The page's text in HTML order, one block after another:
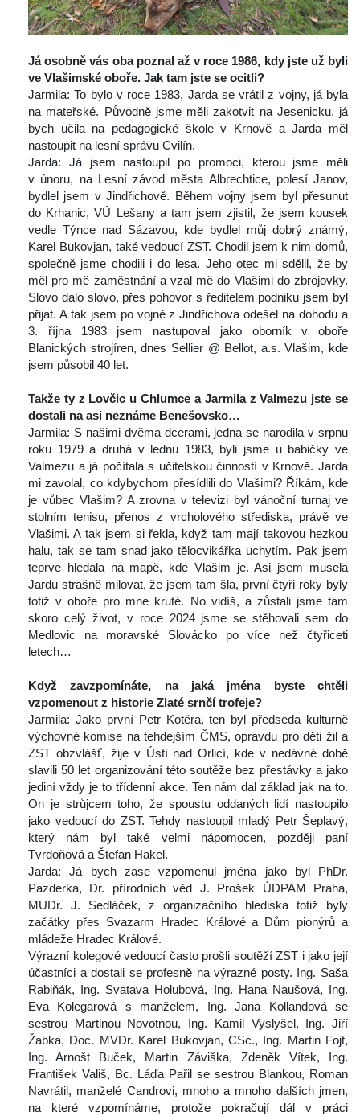
Já osobně vás oba poznal až v roce 1986, kdy jste už byli
ve Vlašimské oboře. Jak tam jste se ocitli?
Jarmila: To bylo v roce 1983, Jarda se vrátil z vojny, já byla
na mateřské. Původně jsme měli zakotvit na Jesenicku, já
bych učila na pedagogické škole v Krnově a Jarda měl
nastoupit na lesní správu Cvilín.
Jarda: Já jsem nastoupil po promoci, kterou jsme měli
v únoru, na Lesní závod města Albrechtice, polesí Janov,
bydlel jsem v Jindřichově. Během vojny jsem byl přesunut
do Krhanic, VÚ Lešany a tam jsem zjistil, že jsem kousek
vedle Týnce nad Sázavou, kde bydlel můj dobrý známý,
Karel Bukovjan, také vedoucí ZST. Chodil jsem k nim domů,
polečně jsme chodili i do lesa. Jeho otec mi sdělil, že by
měl pro mě zaměstnání a vzal mě do Vlašimi do zbrojovky.
Slovo dalo slovo, přes pohovor s ředitelem podniku jsem byl
přijat. A tak jsem po vojně z Jindřichova odešel na dohodu a
3. října 1983 jsem nastupoval jako oborník v oboře
Blanických strojíren, dnes Sellier @ Bellot, a.s. Vlašim, kde
jsem působil 40 let.
Takže ty z Lovčic u Chlumce a Jarmila z Valmezu jste se
dostali na asi neznáme Benešovsko…
Jarmila: S našimi dvěma dcerami, jedna se narodila v srpnu
roku 1979 a druhá v lednu 1983, byli jsme u babičky ve
Valmezu a já počítala s učitelskou činností v Krnově. Jarda
mi zavolal, co kdybychom přesídlili do Vlašimi? Říkám, kde
je vůbec Vlašim? A zrovna v televizi byl vánoční turnaj ve
tolním tenisu, přenos z vrcholového střediska, právě ve
Vlašimi. A tak jsem si řekla, když tam mají takovou hezkou
halu, tak se tam snad jako tělocvikářka uchytím. Pak jsem
teprve hledala na mapě, kde Vlašim je. Asi jsem musela
Jardu strašně milovat, že jsem tam šla, první čtyři roky byly
totiž v oboře pro mne kruté. No vidíš, a zůstali jsme tam
koro celý život, v roce 2024 jsme se stěhovali sem do
Medlovic na moravské Slovácko po více než čtyřiceti
letech…
Když zavzpomínáte, na jaká jména byste chtěli
vzpomenout z historie Zlaté srnčí trofeje?
Jarmila: Jako první Petr Kotěra, ten byl předseda kulturně
výchovné komise na tehdejším ČMS, opravdu pro děti žil a
ZST obzvlášť, žije v Ústí nad Orlicí, kde v nedávné době
lavili 50 let organizování této soutěže bez přestávky a jako
jediní vždy je to třídenní akce. Ten nám dal základ jak na to.
On je strůjcem toho, že spoustu oddaných lidí nastoupilo
jako vedoucí do ZST. Tehdy nastoupil mladý Petr Šeplavý,
který nám byl také velmi nápomocen, později paní
Tvrdoňová a Štefan Hakel.
Jarda: Já bych zase vzpomenul jména jako byl PhDr.
Pazderka, Dr. přírodních věd J. Prošek ÚDPAM Praha,
MUDr. J. Sedláček, z organizačního hlediska totiž byly
začátky přes Svazarm Hradec Králové a Dům pionýrů a
mládeže Hradec Králové.
Výrazní kolegové vedoucí často prošli soutěží ZST i jako její
účastníci a dostali se profesně na výrazné posty. Ing. Saša
Rabiňák, Ing. Svatava Holubová, Ing. Hana Naušová, Ing.
Eva Kolegarová s manželem, Ing. Jana Kollandová se
estrou Martinou Novotnou, Ing. Kamil Vyslyšel, Ing. Jiří
Žabka, Doc. MVDr. Karel Bukovjan, CSc., Ing. Martin Fojt,
Ing. Arnošt Buček, Martin Záviška, Zdeněk Vítek, Ing.
František Vališ, Bc. Láďa Pařil se sestrou Blankou, Roman
Navrátil, manželé Candrovi, mnoho a mnoho dalších jmen,
na které vzpomínáme, protože pokračují dál v práci